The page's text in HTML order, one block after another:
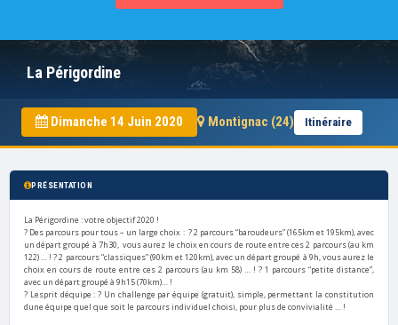
La Périgordine
Dimanche 14 Juin 2020 Montignac (24) Itinéraire
PRÉSENTATION
La Périgordine : votre objectif 2020 !
? Des parcours pour tous – un large choix : ? 2 parcours “baroudeurs” (165km et 195km), avec
un départ groupé à 7h30, vous aurez le choix en cours de route entre ces 2 parcours (au km
122) … ! ? 2 parcours “classiques” (90km et 120km), avec un départ groupé à 9h, vous aurez le
choix en cours de route entre ces 2 parcours (au km 58) … ! ? 1 parcours “petite distance”,
avec un départ groupé à 9h15 (70km)… !
? Lesprit déquipe : ? Un challenge par équipe (gratuit), simple, permettant la constitution
dune équipe quel que soit le parcours individuel choisi, pour plus de convivialité … !